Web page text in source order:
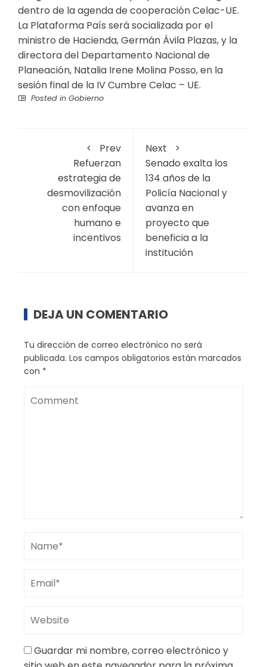
dentro de la agenda de cooperación Celac-UE.
La Plataforma País será socializada por el
ministro de Hacienda, Germán Ávila Plazas, y la
directora del Departamento Nacional de
Planeación, Natalia Irene Molina Posso, en la
sesión final de la IV Cumbre Celac – UE.
Posted in Gobierno
Prev
Refuerzan
estrategia de
desmovilización
con enfoque
humano e
incentivos
Next
Senado exalta los
134 años de la
Policía Nacional y
avanza en
proyecto que
beneficia a la
institución
DEJA UN COMENTARIO
Tu dirección de correo electrónico no será
publicada. Los campos obligatorios están marcados
con *
Guardar mi nombre, correo electrónico y